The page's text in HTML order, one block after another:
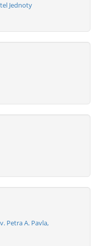
Jednoty
Petra A. Pavla,